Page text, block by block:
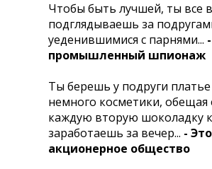
Чтобы быть лучшей, ты все
подглядываешь за
уеденившимися с парнями...
промышленный шпионаж
Ты берешь у подруги
немного косметики, обещая
каждую вторую шоколадку
заработаешь за вечер... - Это
акционерное общество